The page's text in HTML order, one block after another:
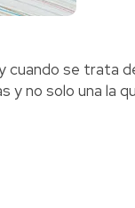
cuando se trata
y no solo una la